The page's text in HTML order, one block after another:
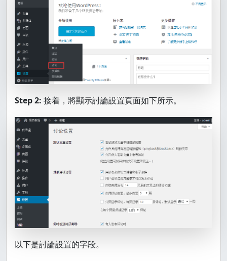
Step 2: 接着，將顯示討論設置頁面如下所示。
以下是討論設置的字段。